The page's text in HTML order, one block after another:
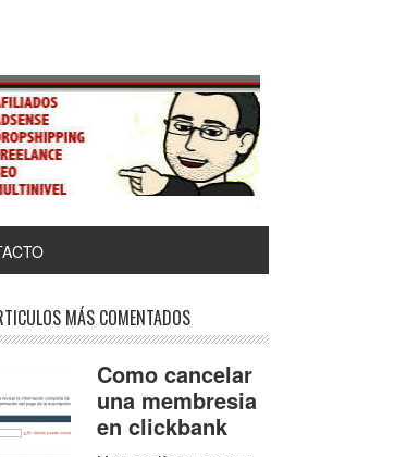
MÁS COMENTADOS
Como cancelar
una membresia
en clickbank